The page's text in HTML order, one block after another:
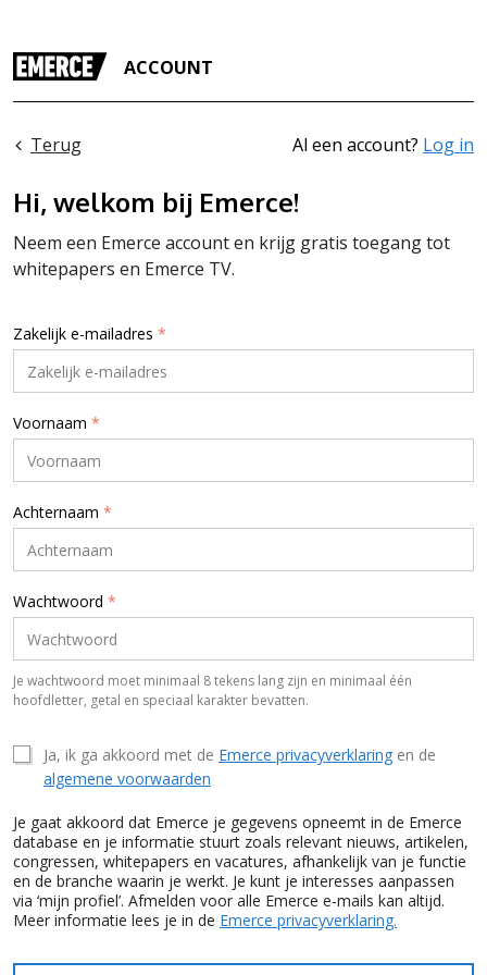
ACCOUNT
Terug Al een account? Log in
Hi, welkom bij Emerce!
Neem een Emerce account en krijg gratis toegang tot
whitepapers en Emerce TV.
Zakelijk e-mailadres *
Voornaam *
Achternaam *
Wachtwoord *
Je wachtwoord moet minimaal 8 tekens lang zijn en minimaal één
hoofdletter, getal en speciaal karakter bevatten.
Ja, ik ga akkoord met de Emerce privacyverklaring en de
algemene voorwaarden
Je gaat akkoord dat Emerce je gegevens opneemt in de Emerce
database en je informatie stuurt zoals relevant nieuws, artikelen,
congressen, whitepapers en vacatures, afhankelijk van je functie
en de branche waarin je werkt. Je kunt je interesses aanpassen
via ‘mijn profiel’. Afmelden voor alle Emerce e-mails kan altijd.
Meer informatie lees je in de Emerce privacyverklaring.